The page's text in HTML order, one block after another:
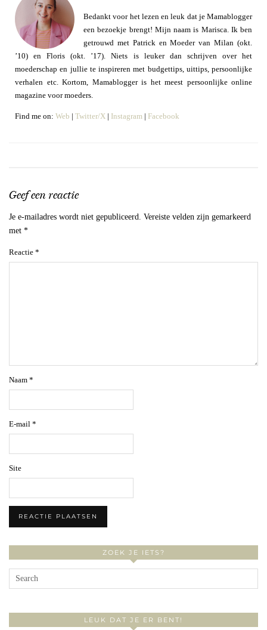
Bedankt voor het lezen en leuk dat je Mamablogger
een bezoekje brengt! Mijn naam is Marisca. Ik ben
getrouwd met Patrick en Moeder van Milan (okt.
’10) en Floris (okt. ’17). Niets is leuker dan schrijven over het
moederschap en jullie te inspireren met budgettips, uittips, persoonlijke
verhalen etc. Kortom, Mamablogger is het meest persoonlijke online
magazine voor moeders.
Find me on: Web | Twitter/X | Instagram | Facebook
Geef een reactie
Je e-mailadres wordt niet gepubliceerd.
Vereiste velden zijn gemarkeerd
met *
Reactie *
Naam *
E-mail *
Site
ZOEK JE IETS?
LEUK DAT JE ER BENT!